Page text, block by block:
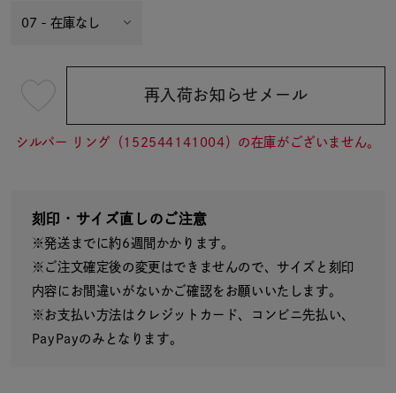
¥8,910 (tax
in)
再入荷お知らせメール
シルバー リング（152544141004）の在庫がございません。
刻印・サイズ直しのご注意
※発送までに約6週間かかります。
※ご注文確定後の変更はできませんので、サイズと刻印
内容にお間違いがないかご確認をお願いいたします。
※お支払い方法はクレジットカード、コンビニ先払い、
PayPayのみとなります。